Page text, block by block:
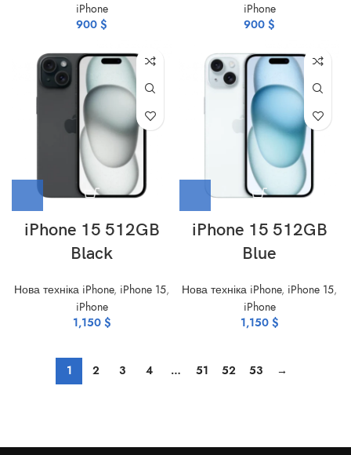
iPhone
900 $
iPhone
900 $
iPhone 15 512GB
Black
Нова техніка iPhone, iPhone 15,
iPhone
1,150 $
iPhone 15 512GB
Blue
Нова техніка iPhone, iPhone 15,
iPhone
1,150 $
1 2 3 4 … 51 52 53 →